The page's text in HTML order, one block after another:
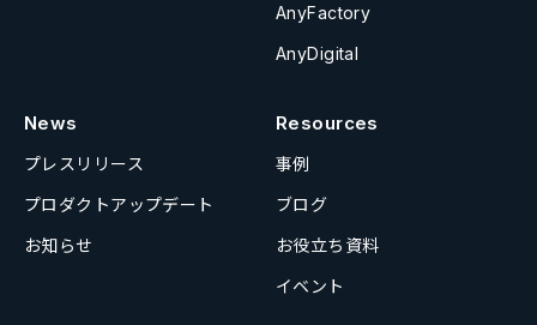
AnyFactory
AnyDigital
News
プレスリリース
プロダクトアップデート
お知らせ
Resources
事例
ブログ
お役立ち資料
イベント